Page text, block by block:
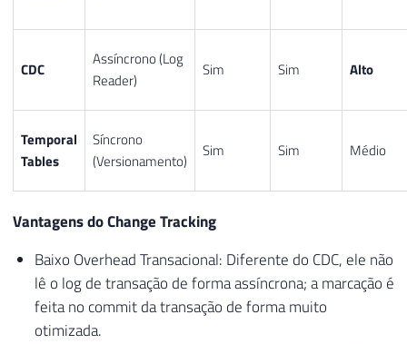
CDC
Assíncrono (Log
Reader)
Sim Sim Alto
Temporal
Tables
Síncrono
(Versionamento)
Sim Sim Médio
Vantagens do Change Tracking
Baixo Overhead Transacional: Diferente do CDC, ele não
lê o log de transação de forma assíncrona; a marcação é
feita no commit da transação de forma muito
otimizada.